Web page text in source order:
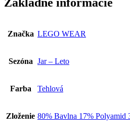
12010784-
Značka LEGO WEAR
Sezóna Jar – Leto
Farba Tehlová
Zloženie 80% Bavlna 17% Polyamid